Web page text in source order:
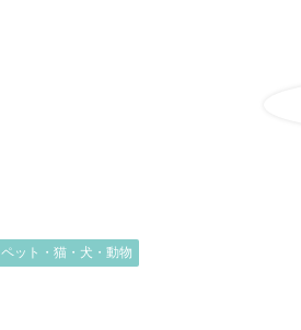
ペット・猫・犬・動物